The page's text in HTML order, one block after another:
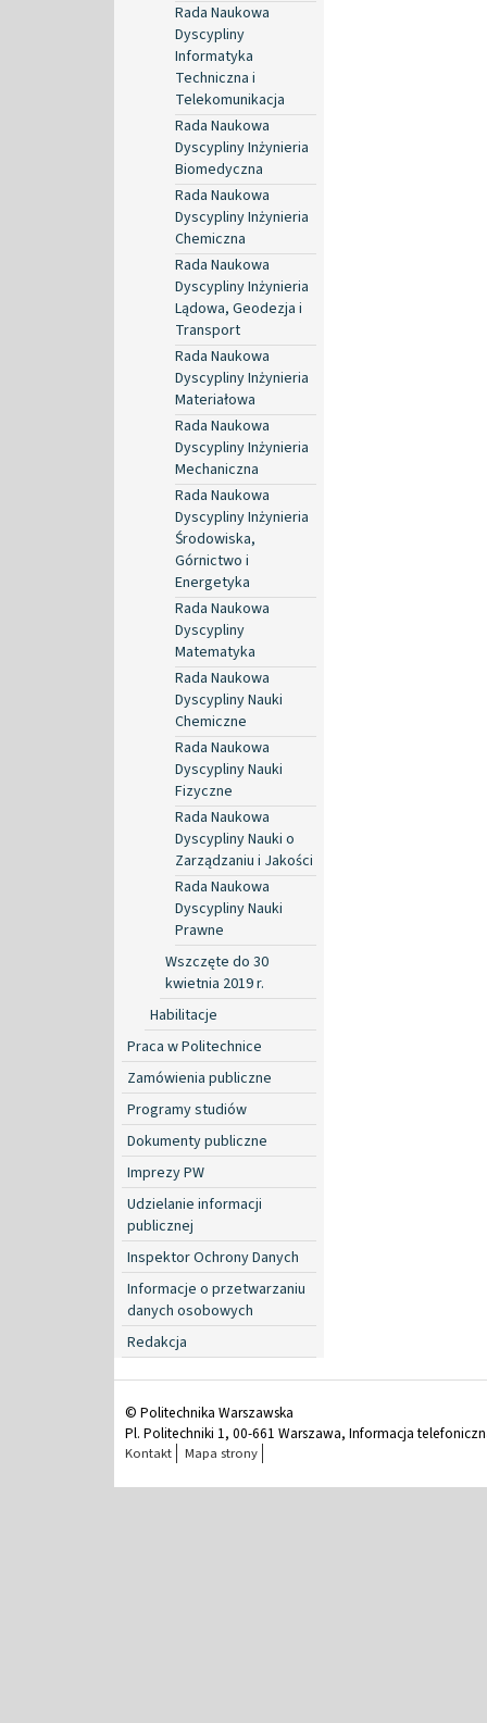
Rada Naukowa
Dyscypliny
Informatyka
Techniczna i
Telekomunikacja
Rada Naukowa
Dyscypliny Inżynieria
Biomedyczna
Rada Naukowa
Dyscypliny Inżynieria
Chemiczna
Rada Naukowa
Dyscypliny Inżynieria
Lądowa, Geodezja i
Transport
Rada Naukowa
Dyscypliny Inżynieria
Materiałowa
Rada Naukowa
Dyscypliny Inżynieria
Mechaniczna
Rada Naukowa
Dyscypliny Inżynieria
Środowiska,
Górnictwo i
Energetyka
Rada Naukowa
Dyscypliny
Matematyka
Rada Naukowa
Dyscypliny Nauki
Chemiczne
Rada Naukowa
Dyscypliny Nauki
Fizyczne
Rada Naukowa
Dyscypliny Nauki o
Zarządzaniu i Jakości
Rada Naukowa
Dyscypliny Nauki
Prawne
Wszczęte do 30
kwietnia 2019 r.
Habilitacje
Praca w Politechnice
Zamówienia publiczne
Programy studiów
Dokumenty publiczne
Imprezy PW
Udzielanie informacji
publicznej
Inspektor Ochrony Danych
Informacje o przetwarzaniu
danych osobowych
Redakcja
© Politechnika Warszawska
Pl. Politechniki 1, 00-661 Warszawa, Informacja
Kontakt Mapa strony